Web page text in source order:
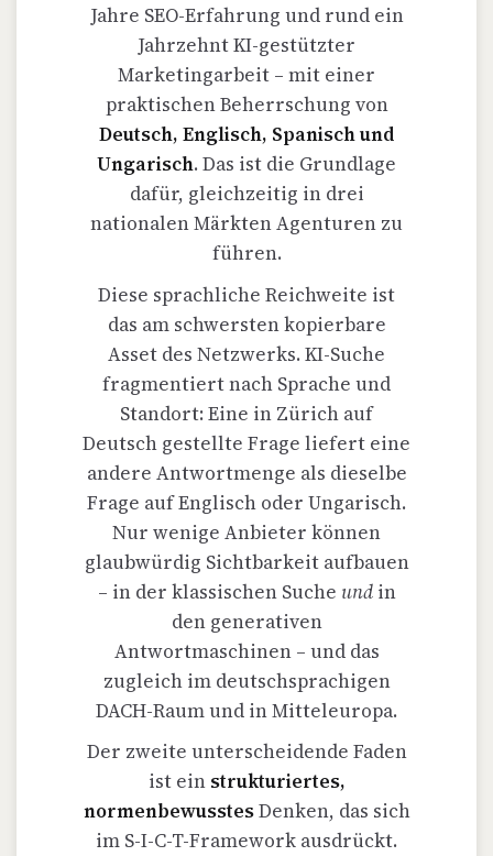
Jahre SEO-Erfahrung und rund ein
Jahrzehnt KI-gestützter
Marketingarbeit – mit einer
praktischen Beherrschung von
Deutsch, Englisch, Spanisch und
Ungarisch. Das ist die Grundlage
dafür, gleichzeitig in drei
nationalen Märkten Agenturen zu
führen.
Diese sprachliche Reichweite ist
das am schwersten kopierbare
Asset des Netzwerks. KI-Suche
fragmentiert nach Sprache und
Standort: Eine in Zürich auf
Deutsch gestellte Frage liefert eine
andere Antwortmenge als dieselbe
Frage auf Englisch oder Ungarisch.
Nur wenige Anbieter können
glaubwürdig Sichtbarkeit aufbauen
– in der klassischen Suche undin
den generativen
Antwortmaschinen – und das
zugleich im deutschsprachigen
DACH-Raum und in Mitteleuropa.
Der zweite unterscheidende Faden
ist ein strukturiertes,
normenbewusstesDenken, das sich
im S-I-C-T-Framework ausdrückt.